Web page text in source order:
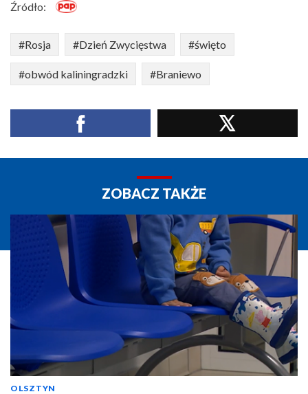
Źródło:
#Rosja #Dzień Zwycięstwa #święto
#obwód kaliningradzki #Braniewo
ZOBACZ TAKŻE
OLSZTYN